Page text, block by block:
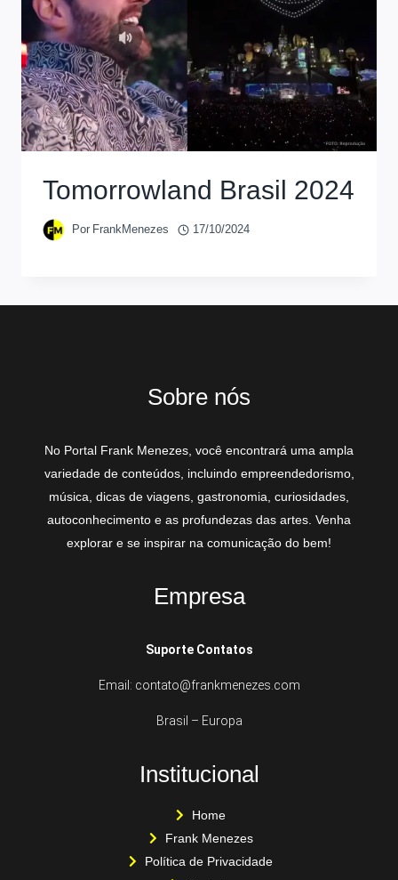
Tomorrowland Brasil 2024
Por FrankMenezes 17/10/2024
Sobre nós
No Portal Frank Menezes, você encontrará uma ampla
variedade de conteúdos, incluindo empreendedorismo,
música, dicas de viagens, gastronomia, curiosidades,
autoconhecimento e as profundezas das artes. Venha
explorar e se inspirar na comunicação do bem!
Empresa
Suporte Contatos
Email: contato@frankmenezes.com
Brasil – Europa
Institucional
Home
Frank Menezes
Política de Privacidade